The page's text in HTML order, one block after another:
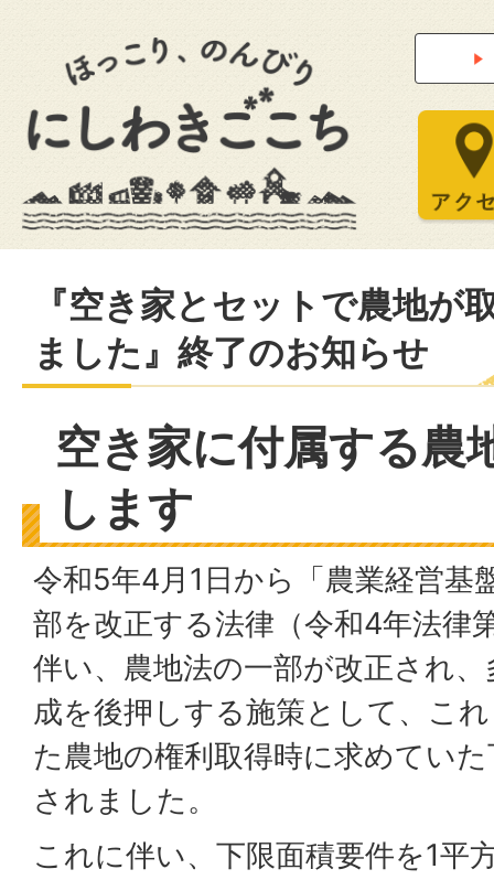
『空き家とセットで農地が
ました』終了のお知らせ
空き家に付属する農
します
令和5年4月1日から「農業経営基
部を改正する法律（令和4年法律
伴い、農地法の一部が改正され
成を後押しする施策として、こ
た農地の権利取得時に求めてい
されました。
これに伴い、下限面積要件を1平